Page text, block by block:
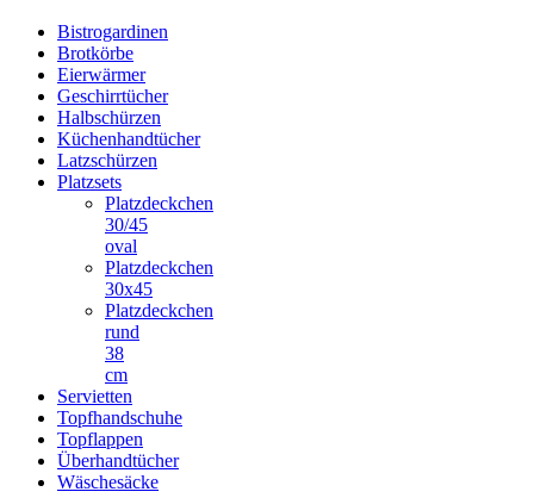
Bistrogardinen
Brotkörbe
Eierwärmer
Geschirrtücher
Halbschürzen
Küchenhandtücher
Latzschürzen
Platzsets
Platzdeckchen
30/45
oval
Platzdeckchen
30x45
Platzdeckchen
rund
38
cm
Servietten
Topfhandschuhe
Topflappen
Überhandtücher
Wäschesäcke